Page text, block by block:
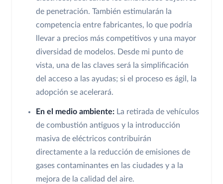
de penetración. También estimularán la
competencia entre fabricantes, lo que podría
llevar a precios más competitivos y una mayor
diversidad de modelos. Desde mi punto de
vista, una de las claves será la simplificación
del acceso a las ayudas; si el proceso es ágil, la
adopción se acelerará.
En el medio ambiente: La retirada de vehículos
de combustión antiguos y la introducción
masiva de eléctricos contribuirán
directamente a la reducción de emisiones de
gases contaminantes en las ciudades y a la
mejora de la calidad del aire.